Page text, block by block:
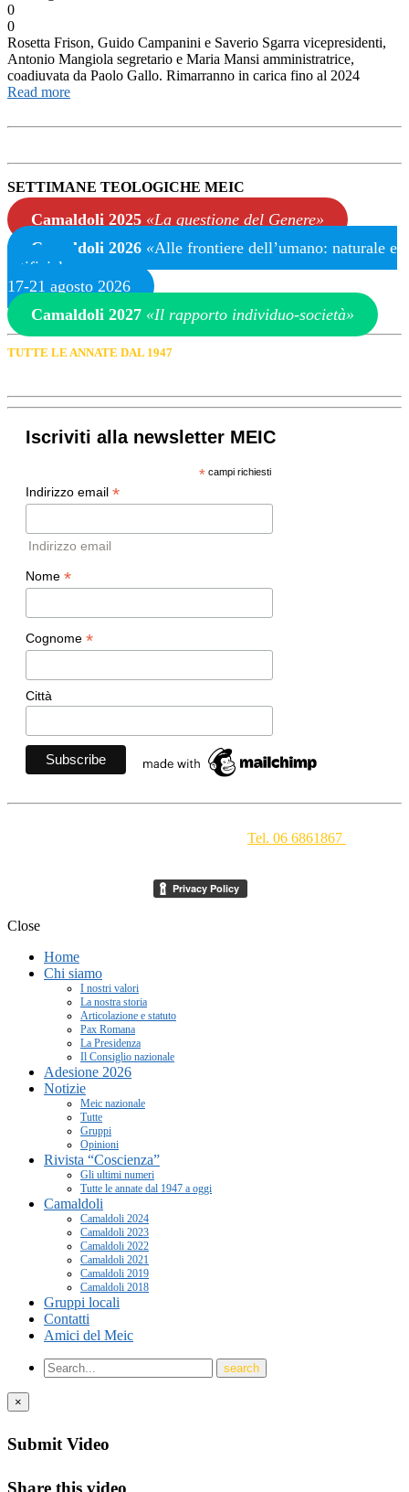
0
0
Rosetta Frison, Guido Campanini e Saverio Sgarra vicepresidenti,
Antonio Mangiola segretario e Maria Mansi amministratrice,
coadiuvata da Paolo Gallo. Rimarranno in carica fino al 2024
Read more
SETTIMANE TEOLOGICHE MEIC
Camaldoli 2025 «La questione del Genere»
Camaldoli 2026 «Alle frontiere dell’umano: naturale e
artificiale
17-21 agosto 2026
Camaldoli 2027 «Il rapporto individuo-società»
TUTTE LE ANNATE DAL 1947
Iscriviti alla newsletter MEIC
*campi richiesti
Indirizzo email *
Indirizzo email
Nome *
Cognome *
Città
Tel. 06 6861867
Close
Home
Chi siamo
I nostri valori
La nostra storia
Articolazione e statuto
Pax Romana
La Presidenza
Il Consiglio nazionale
Adesione 2026
Notizie
Meic nazionale
Tutte
Gruppi
Opinioni
Rivista “Coscienza”
Gli ultimi numeri
Tutte le annate dal 1947 a oggi
Camaldoli
Camaldoli 2024
Camaldoli 2023
Camaldoli 2022
Camaldoli 2021
Camaldoli 2019
Camaldoli 2018
Gruppi locali
Contatti
Amici del Meic
×
Submit Video
Share this video